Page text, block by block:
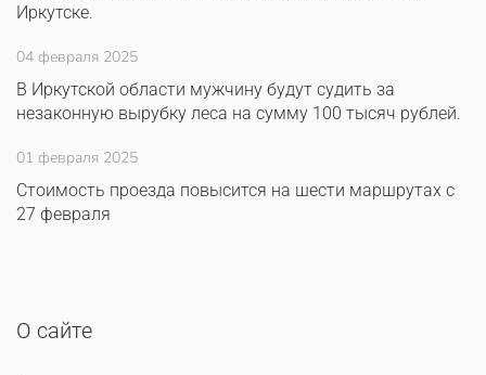
Иркутске.
04 февраля 2025
В Иркутской области мужчину будут судить за
незаконную вырубку леса на сумму 100 тысяч рублей.
01 февраля 2025
Стоимость проезда повысится на шести маршрутах с
27 февраля
О сайте